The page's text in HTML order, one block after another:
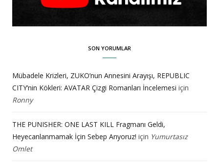
SON YORUMLAR
Mübadele Krizleri, ZUKO’nun Annesini Arayışı, REPUBLIC
CITY’nin Kökleri: AVATAR Çizgi Romanları İncelemesi için
Ronny
THE PUNISHER: ONE LAST KILL Fragmanı Geldi,
Heyecanlanmamak İçin Sebep Arıyoruz! için Yumurtasız
Omlet